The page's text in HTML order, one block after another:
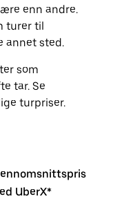
enn andre.
turer til
annet sted.
som
tar. Se
turpriser.
UberX*